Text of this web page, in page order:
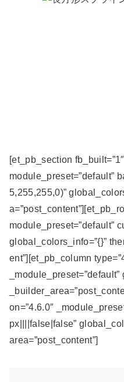
[et_pb_section
module_preset=”default”
5,255,255,0)”
module_preset=”default”
global_colors_info=”{}”
ent”][et_pb_column
on=”4.6.0″
px||||false|false”
area=”post_content”]